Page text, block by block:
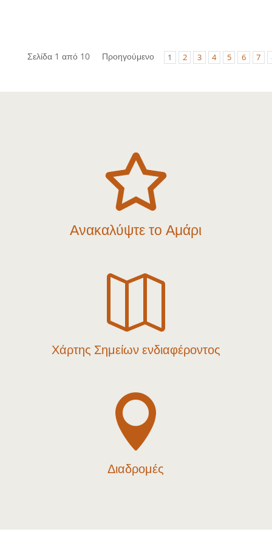
Σελίδα 1 από 10 Προηγούμενο 1 2 3 4 5 6 7

Ανακαλύψτε το Αμάρι

Χάρτης Σημείων ενδιαφέροντος

Διαδρομές